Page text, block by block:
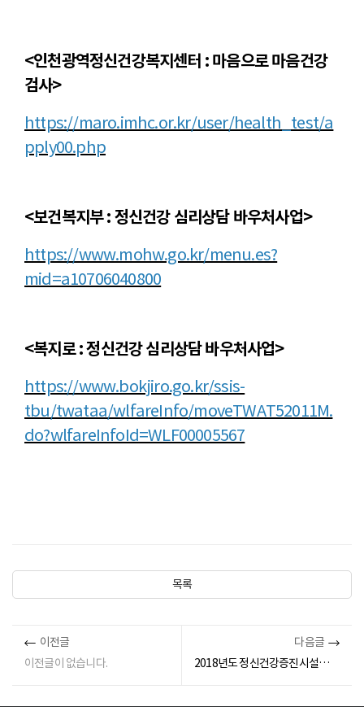
<인천광역정신건강복지센터 : 마음으로 마음건강
검사>
https://maro.imhc.or.kr/user/health_test/a
pply00.php
<보건복지부 : 정신건강 심리상담 바우처사업>
https://www.mohw.go.kr/menu.es?
mid=a10706040800
<복지로 : 정신건강 심리상담 바우처사업>
https://www.bokjiro.go.kr/ssis-
tbu/twataa/wlfareInfo/moveTWAT52011M.
do?wlfareInfoId=WLF00005567
목록
이전글
이전글이 없습니다.
다음글
2018년도 정신건강증진시설종사자 인권교육 종합안내